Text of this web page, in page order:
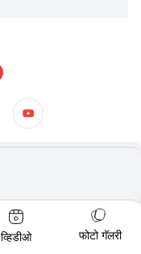
व्हिडीओ फोटो गॅलरी